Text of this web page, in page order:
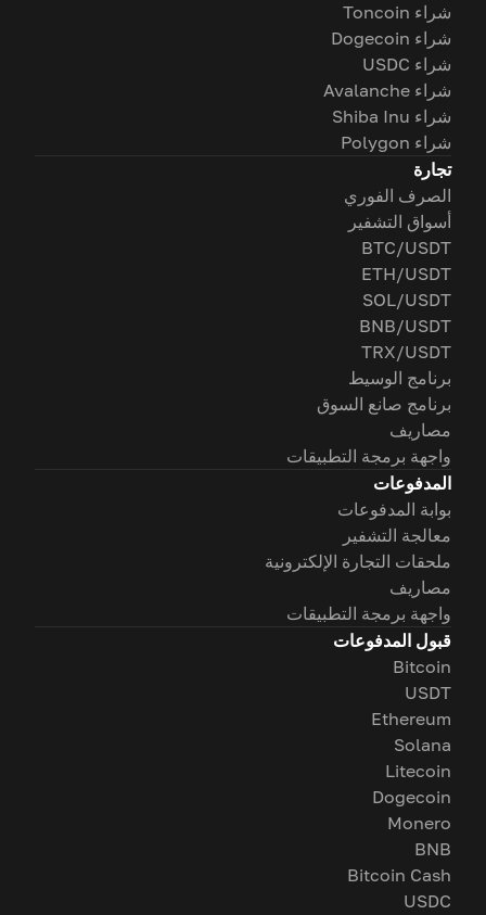
شراء Toncoin
شراء Dogecoin
شراء USDC
شراء Avalanche
شراء Shiba Inu
شراء Polygon
تجارة
الصرف الفوري
أسواق التشفير
BTC/USDT
ETH/USDT
SOL/USDT
BNB/USDT
TRX/USDT
برنامج الوسيط
برنامج صانع السوق
مصاريف
واجهة برمجة التطبيقات
المدفوعات
بوابة المدفوعات
معالجة التشفير
ملحقات التجارة الإلكترونية
مصاريف
واجهة برمجة التطبيقات
قبول المدفوعات
Bitcoin
USDT
Ethereum
Solana
Litecoin
Dogecoin
Monero
BNB
Bitcoin Cash
USDC